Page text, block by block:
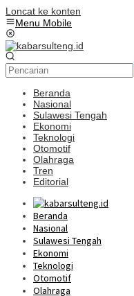
Loncat ke konten
Menu Mobile
Beranda
Nasional
Sulawesi Tengah
Ekonomi
Teknologi
Otomotif
Olahraga
Tren
Editorial
Beranda
Nasional
Sulawesi Tengah
Ekonomi
Teknologi
Otomotif
Olahraga